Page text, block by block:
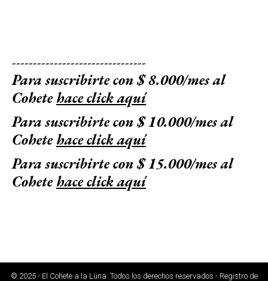
--------------------------------
Para suscribirte con $ 8.000/mes al
Cohetehace click aquí
Para suscribirte con $ 10.000/mes al
Cohetehace click aquí
Para suscribirte con $ 15.000/mes al
Cohetehace click aquí
© 2025 - El Cohete a la Luna. Todos los derechos reservados - Registro de